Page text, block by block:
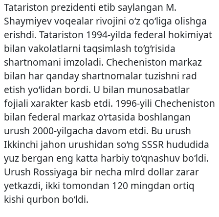
Tatariston prezidenti etib saylangan M.
Shaymiyev voqealar rivojini o‘z qo‘liga olishga
erishdi. Tatariston 1994-yilda federal hokimiyat
bilan vakolatlarni taqsimlash to‘g‘risida
shartnomani imzoladi. Checheniston markaz
bilan har qanday shartnomalar tuzishni rad
etish yo‘lidan bordi. U bilan munosabatlar
fojiali xarakter kasb etdi. 1996-yili Checheniston
bilan federal markaz o‘rtasida boshlangan
urush 2000-yilgacha davom etdi. Bu urush
Ikkinchi jahon urushidan so‘ng SSSR hududida
yuz bergan eng katta harbiy to‘qnashuv bo‘ldi.
Urush Rossiyaga bir necha mlrd dollar zarar
yetkazdi, ikki tomondan 120 mingdan ortiq
kishi qurbon bo‘ldi.